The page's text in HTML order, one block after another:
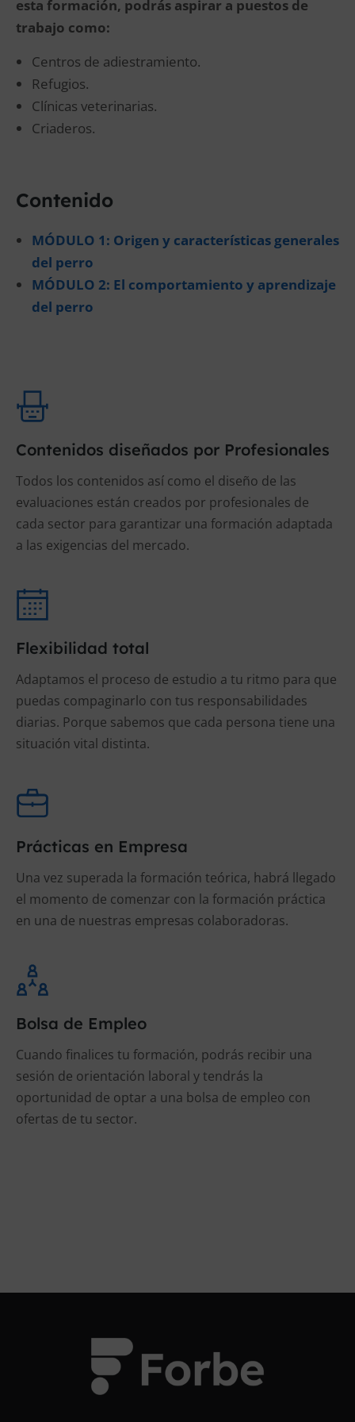
esta formación, podrás aspirar a puestos de
trabajo como:
Centros de adiestramiento.
Refugios.
Clínicas veterinarias.
Criaderos.
Contenido
MÓDULO 1: Origen y características generales
del perro
MÓDULO 2: El comportamiento y aprendizaje
del perro
Contenidos diseñados por Profesionales
Todos los contenidos así como el diseño de las
evaluaciones están creados por profesionales de
cada sector para garantizar una formación adaptada
a las exigencias del mercado.
Flexibilidad total
Adaptamos el proceso de estudio a tu ritmo para que
puedas compaginarlo con tus responsabilidades
diarias. Porque sabemos que cada persona tiene una
situación vital distinta.
Prácticas en Empresa
Una vez superada la formación teórica, habrá llegado
el momento de comenzar con la formación práctica
en una de nuestras empresas colaboradoras.
Bolsa de Empleo
Cuando finalices tu formación, podrás recibir una
sesión de orientación laboral y tendrás la
oportunidad de optar a una bolsa de empleo con
ofertas de tu sector.